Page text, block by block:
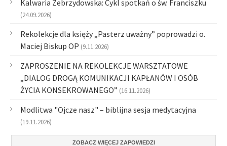
Kalwaria Zebrzydowska: Cykl spotkań o św. Franciszku
(24.09.2026)
Rekolekcje dla księży „Pasterz uważny” poprowadzi o.
Maciej Biskup OP (9.11.2026)
ZAPROSZENIE NA REKOLEKCJE WARSZTATOWE
„DIALOG DROGĄ KOMUNIKACJI KAPŁANÓW I OSÓB
ŻYCIA KONSEKROWANEGO” (16.11.2026)
Modlitwa "Ojcze nasz" – biblijna sesja medytacyjna
(19.11.2026)
ZOBACZ WIĘCEJ ZAPOWIEDZI